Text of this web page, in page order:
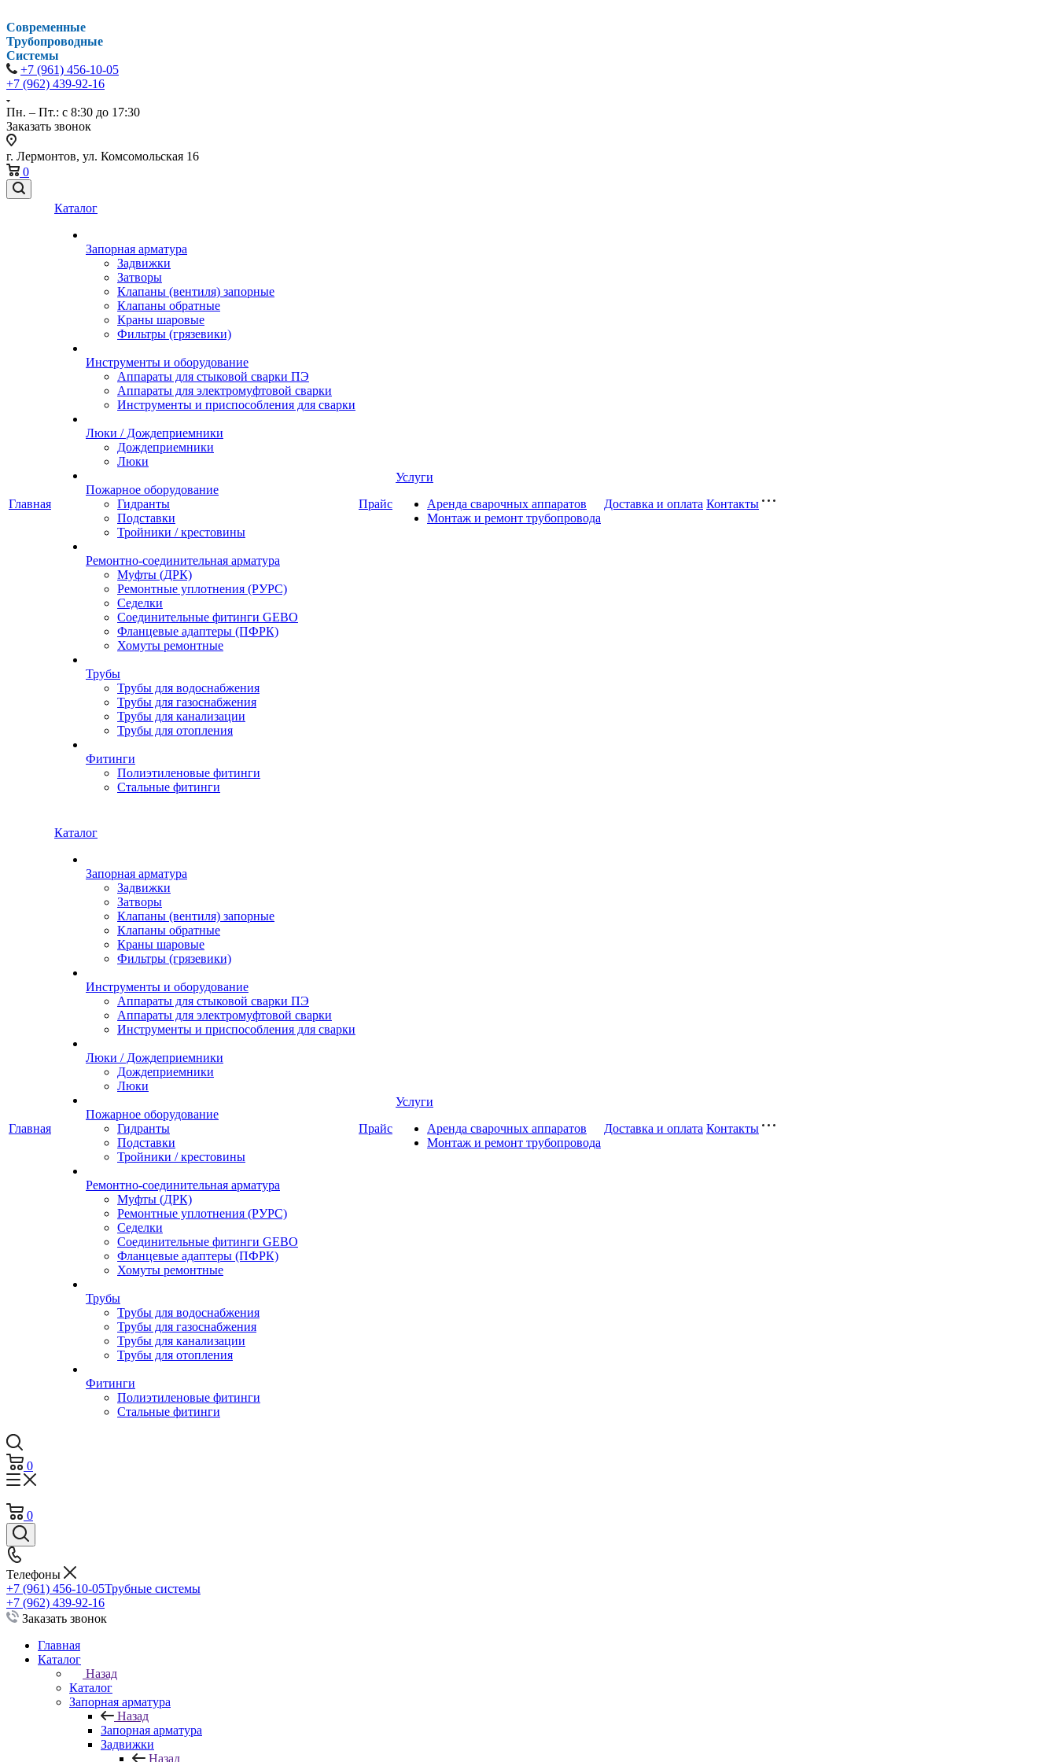
Современные
Трубопроводные
Системы
+7 (961) 456-10-05
+7 (962) 439-92-16
Пн. – Пт.: с 8:30 до 17:30
Заказать звонок
г. Лермонтов, ул. Комсомольская 16
0
Главная
Каталог
Запорная арматура
Задвижки
Затворы
Клапаны (вентиля) запорные
Клапаны обратные
Краны шаровые
Фильтры (грязевики)
Инструменты и оборудование
Аппараты для стыковой сварки ПЭ
Аппараты для электромуфтовой сварки
Инструменты и приспособления для сварки
Люки / Дождеприемники
Дождеприемники
Люки
Пожарное оборудование
Гидранты
Подставки
Тройники / крестовины
Ремонтно-соединительная арматура
Муфты (ДРК)
Ремонтные уплотнения (РУРС)
Седелки
Соединительные фитинги GEBO
Фланцевые адаптеры (ПФРК)
Хомуты ремонтные
Трубы
Трубы для водоснабжения
Трубы для газоснабжения
Трубы для канализации
Трубы для отопления
Фитинги
Полиэтиленовые фитинги
Стальные фитинги
Прайс
Услуги
Аренда сварочных аппаратов
Монтаж и ремонт трубопровода
Доставка и оплата Контакты
Главная
Каталог
Запорная арматура
Задвижки
Затворы
Клапаны (вентиля) запорные
Клапаны обратные
Краны шаровые
Фильтры (грязевики)
Инструменты и оборудование
Аппараты для стыковой сварки ПЭ
Аппараты для электромуфтовой сварки
Инструменты и приспособления для сварки
Люки / Дождеприемники
Дождеприемники
Люки
Пожарное оборудование
Гидранты
Подставки
Тройники / крестовины
Ремонтно-соединительная арматура
Муфты (ДРК)
Ремонтные уплотнения (РУРС)
Седелки
Соединительные фитинги GEBO
Фланцевые адаптеры (ПФРК)
Хомуты ремонтные
Трубы
Трубы для водоснабжения
Трубы для газоснабжения
Трубы для канализации
Трубы для отопления
Фитинги
Полиэтиленовые фитинги
Стальные фитинги
Прайс
Услуги
Аренда сварочных аппаратов
Монтаж и ремонт трубопровода
Доставка и оплата Контакты
0
0
Телефоны
+7 (961) 456-10-05Трубные системы
+7 (962) 439-92-16
Заказать звонок
Главная
Каталог
Назад
Каталог
Запорная арматура
Назад
Запорная арматура
Задвижки
Назад